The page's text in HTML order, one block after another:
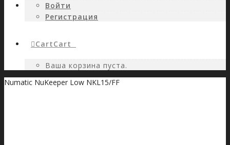
Войти
Регистрация
CartCart
Ваша корзина пуста.
Numatic NuKeeper Low NKL15/FF